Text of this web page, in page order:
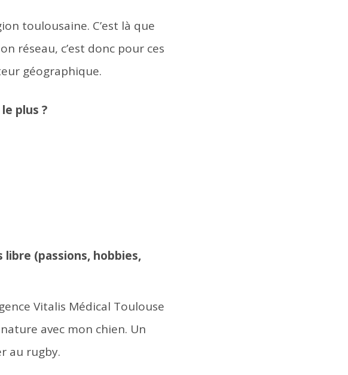
toulousaine. C’est là que
réseau, c’est donc pour ces
géographique.
plus ?
(passions, hobbies,
Vitalis Médical Toulouse
avec mon chien. Un
au rugby.